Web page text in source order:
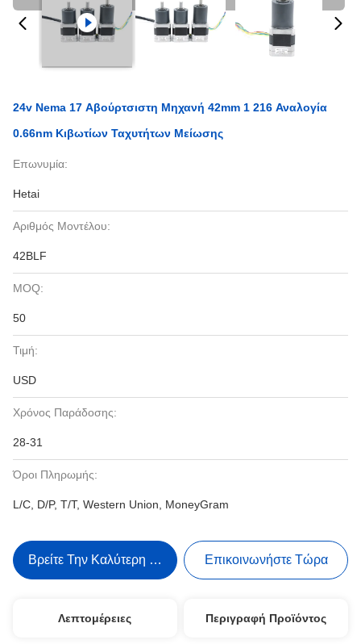
24v Nema 17 Αβούρτσιστη Μηχανή 42mm 1 216 Αναλογία
0.66nm Κιβωτίων Ταχυτήτων Μείωσης
Επωνυμία:
Hetai
Αριθμός Μοντέλου:
42BLF
MOQ:
50
Τιμή:
USD
Χρόνος Παράδοσης:
28-31
Όροι Πληρωμής:
L/C, D/P, T/T, Western Union, MoneyGram
Βρείτε Την Καλύτερη Τιμή Επικοινωνήστε Τώρα
Λεπτομέρειες Περιγραφή Προϊόντος